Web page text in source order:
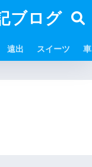
ブログ
遠出 スイーツ 車